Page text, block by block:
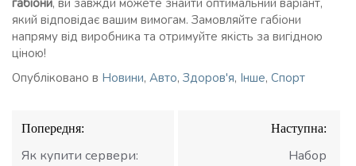
який відповідає вашим вимогам. Замовляйте габіони
напряму від виробника та отримуйте якість за вигідною
ціною!
Опубліковано в Новини, Авто, Здоров'я, Інше, Спорт
Навігація
записів
Попередня:
Як купити сервери:
Наступна:
Набор